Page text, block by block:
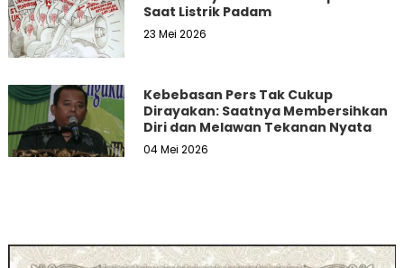
Saat Listrik Padam
23 Mei 2026
Kebebasan Pers Tak Cukup
Dirayakan: Saatnya Membersihkan
Diri dan Melawan Tekanan Nyata
04 Mei 2026